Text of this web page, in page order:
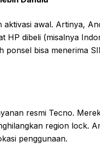
awal. Artinya,
HP dibeli (misalnya
ponsel bisa menerima
resmi Tecno.
region lock.
penggunaan.